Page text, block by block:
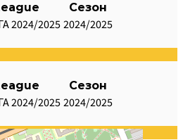
Сезон
2024/2025 2024/2025
Сезон
2024/2025 2024/2025